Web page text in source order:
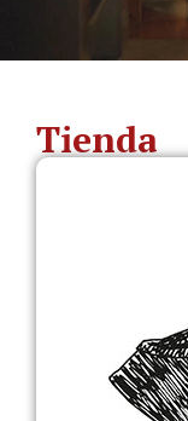
Tienda